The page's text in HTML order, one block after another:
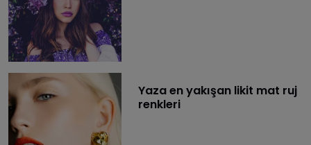
Yaza en yakışan likit mat ruj
renkleri